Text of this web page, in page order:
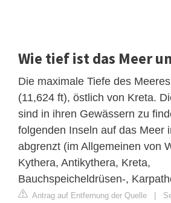
Wie tief ist das Meer
Die maximale Tiefe des
(11,624 ft), östlich von Kreta.
sind in ihren Gewässern zu
folgenden Inseln auf das Meer
abgrenzt (im Allgemeinen von
Kythera, Antikythera, Kreta,
Bauchspeicheldrüsen-,
Antrag auf Entfernung der Quelle |